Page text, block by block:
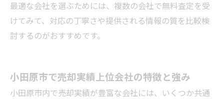
最適な会社を選ぶためには、複数の会社で無料査定を受
けてみて、対応の丁寧さや提供される情報の質を比較検
討するのがおすすめです。
小田原市で売却実績上位会社の特徴と強み
小田原市内で売却実績が豊富な会社には、いくつか共通